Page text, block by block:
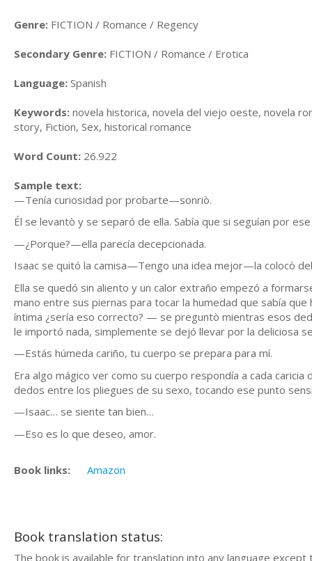
Genre: FICTION / Romance / Regency
Secondary Genre: FICTION / Romance / Erotica
Language: Spanish
Keywords: novela historica, novela del viejo oeste, novela
story, Fiction, Sex, historical romance
Word Count: 26.922
Sample text:
—Tenía curiosidad por probarte—sonriò.
Él se levantò y se separó de ella. Sabía que si seguían por
—¿Porque?—ella parecía decepcionada.
Isaac se quitó la camisa—Tengo una idea mejor—la colocò
Ella se quedó sin aliento y un calor extraño empezó a
mano entre sus piernas para tocar la humedad que sabía
íntima ¿sería eso correcto? — se preguntò mientras esos
le importó nada, simplemente se dejó llevar por la deliciosa
—Estás húmeda cariño, tu cuerpo se prepara para mí.
Era algo mágico ver como su cuerpo respondía a cada
dedos entre los pliegues de su sexo, tocando ese punto
—Isaac… se siente tan bien…
—Eso es lo que deseo, amor.
Book links: Amazon
Book translation status:
The book is available for translation into any language